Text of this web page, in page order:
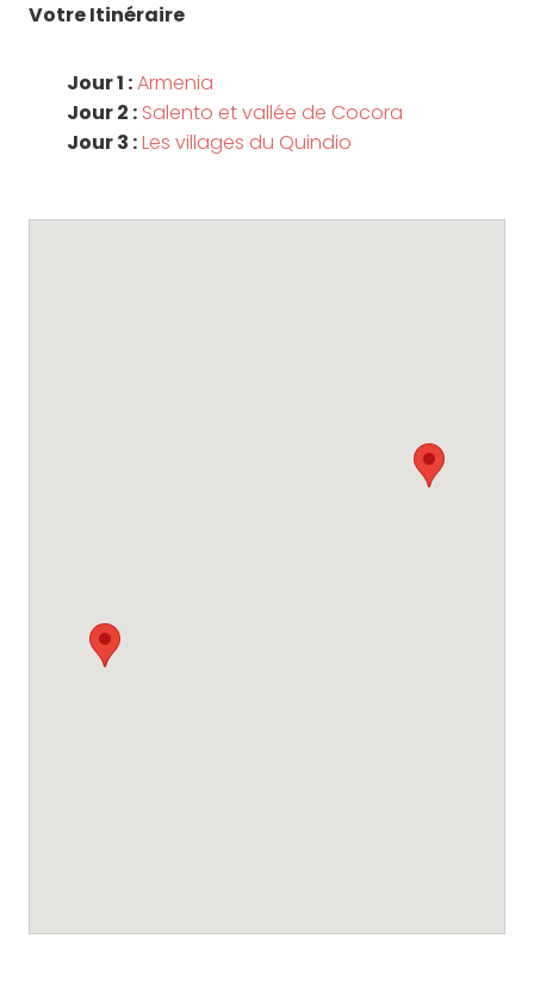
Votre Itinéraire
Jour 1 :Armenia
Jour 2 : Salento et vallée de Cocora
Jour 3 :Les villages du Quindio